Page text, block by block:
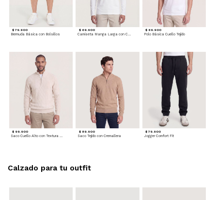
$ 79.900
Bermuda Básica con Bolsillos
$ 69.900
Camiseta Manga Larga con Cuello Henley
$ 69.900
Polo Básica Cuello Tejido
$ 99.900
Saco Cuello Alto con Textura Trenzada
$ 89.900
Saco Tejido con Cremallera
$ 79.900
Jogger Comfort Fit
Calzado para tu outfit